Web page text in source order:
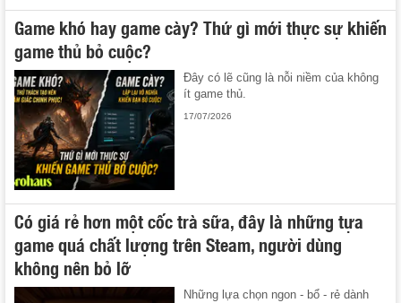
Game khó hay game cày? Thứ gì mới thực sự khiến
game thủ bỏ cuộc?
Đây có lẽ cũng là nỗi niềm của không
ít game thủ.
17/07/2026
Có giá rẻ hơn một cốc trà sữa, đây là những tựa
game quá chất lượng trên Steam, người dùng
không nên bỏ lỡ
Những lựa chọn ngon - bổ - rẻ dành